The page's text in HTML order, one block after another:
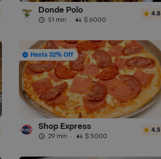
Donde Polo
51 min · $ 6000
4.8
Hasta 32% Off
Shop Express
29 min · $ 5000
4.5